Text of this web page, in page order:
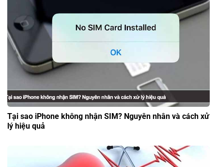
Tại sao iPhone không nhận SIM? Nguyên nhân và cách xử
lý hiệu quả